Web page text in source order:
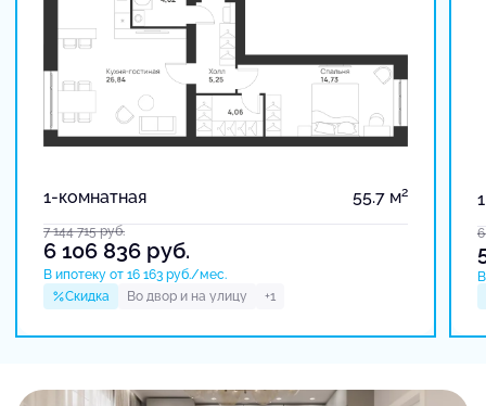
1-комнатная 55.7 м2
7 144 715руб.
6 106 836 руб.
В ипотеку от 16 163 руб./мес.
Скидка
Во двор и на улицу +1